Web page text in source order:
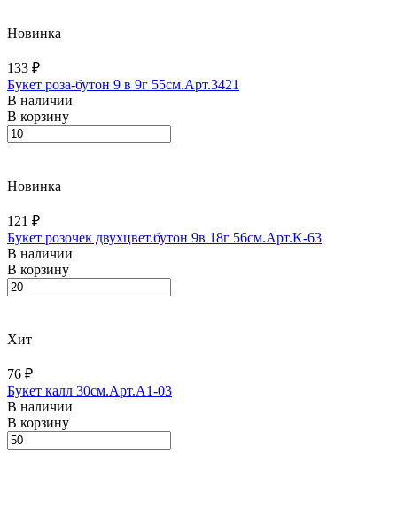
Новинка
133 ₽
Букет роза-бутон 9 в 9г 55см.Арт.3421
В наличии
В корзину
Новинка
121 ₽
Букет розочек двухцвет.бутон 9в 18г 56см.Арт.K-63
В наличии
В корзину
Хит
76 ₽
Букет калл 30см.Арт.A1-03
В наличии
В корзину